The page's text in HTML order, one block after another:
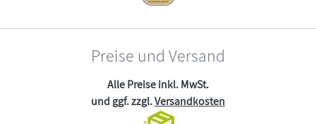
Preise und Versand
Alle Preise inkl. MwSt.
und ggf. zzgl.Versandkosten